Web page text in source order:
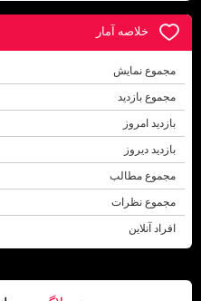
خلاصه آمار
مجموع نمایش‌
مجموع بازدید
بازدید امروز
بازدید دیروز
مجموع مطالب
مجموع نظرات
افراد آنلاین